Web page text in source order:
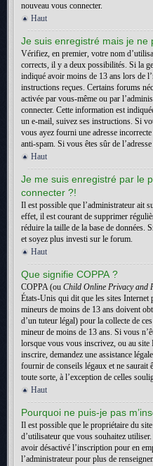
nouveau vous connecter.
Haut
Je suis enregistré mais je ne
Vérifiez, en premier, votre nom
corrects, il y a deux possibilités. Si la
indiqué avoir moins de 13 ans lors de
instructions reçues. Certains forums
activée par vous-même ou par
connecter. Cette information est
un e-mail, suivez ses instructions. Si
vous ayez fourni une adresse
anti-spam. Si vous êtes sûr de
Haut
Je me suis enregistré par le
connecter ?!
Il est possible que l’administrateur ait
effet, il est courant de supprimer
réduire la taille de la base de données.
et soyez plus investi sur le forum.
Haut
Que signifie COPPA ?
COPPA (ou Child Online Privacy and
États-Unis qui dit que les sites
mineurs de moins de 13 ans doivent
d’un tuteur légal) pour la collecte de
mineur de moins de 13 ans. Si vous
lorsque vous vous inscrivez, ou au site
inscrire, demandez une assistance
fournir de conseils légaux et ne saurait
toute sorte, à l’exception de celles
Haut
Pourquoi ne puis-je pas
Il est possible que le propriétaire du
d’utilisateur que vous souhaitez
avoir désactivé l’inscription pour en
l’administrateur pour plus de